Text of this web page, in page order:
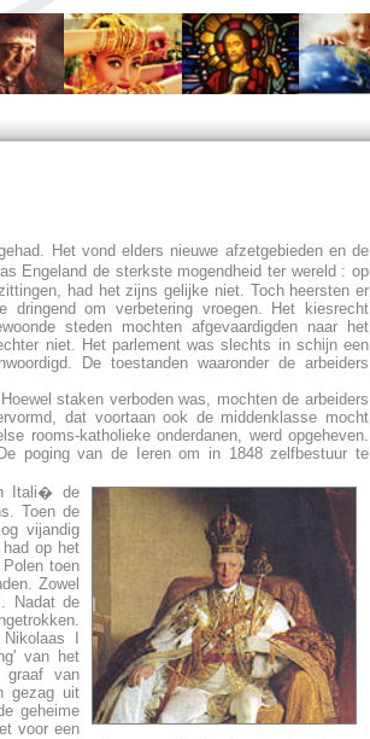
Het vond elders nieuwe afzetgebieden en de
Engeland de sterkste mogendheid ter wereld : op
had het zijns gelijke niet. Toch heersten er
dringend om verbetering vroegen. Het kiesrecht
steden mochten afgevaardigden naar het
niet. Het parlement was slechts in schijn een
De toestanden waaronder de arbeiders
staken verboden was, mochten de arbeiders
dat voortaan ook de middenklasse mocht
rooms-katholieke onderdanen, werd opgeheven.
poging van de Ieren om in 1848 zelfbestuur te
Itali� de
Toen de
vijandig
op het
toen
Zowel
Nadat de
I
van het
graaf van
gezag uit
geheime
voor een